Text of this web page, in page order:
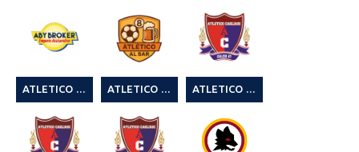
ATLETICO ABY BROKER ATLETICO AL BAR ATLETICO CAGLIARI 2° MR SOCCER CUP SUMMER EDITION